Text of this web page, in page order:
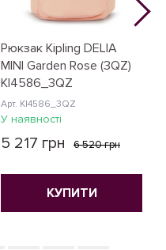
Рюкзак Kipling DELIA
MINI Garden Rose (3QZ)
KI4586_3QZ
Арт. KI4586_3QZ
У наявності
5 217 грн 6 520 грн
КУПИТИ